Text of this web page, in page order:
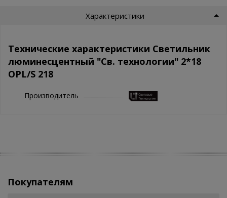
Характеристики
Технические характеристики Светильник
люминесцентный "Св. технологии" 2*18
OPL/S 218
Производитель
Покупателям